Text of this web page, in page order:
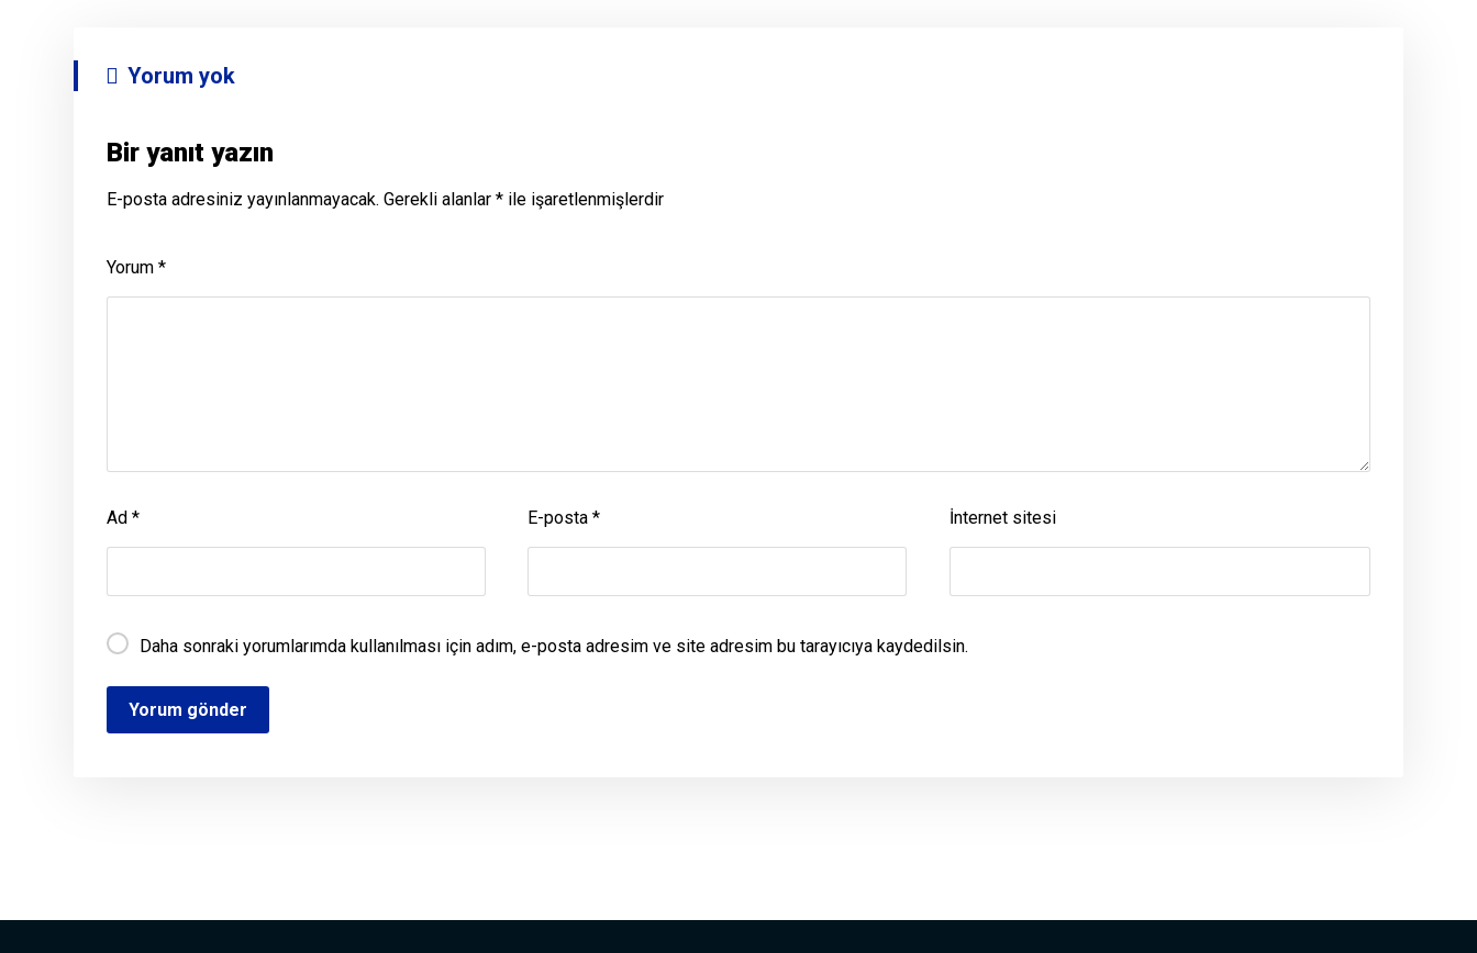
Yorum yok
Bir yanıt yazın
E-posta adresiniz yayınlanmayacak. Gerekli alanlar* ile işaretlenmişlerdir
Yorum*
Ad* E-posta* İnternet sitesi
Daha sonraki yorumlarımda kullanılması için adım, e-posta adresim ve site adresim bu tarayıcıya kaydedilsin.